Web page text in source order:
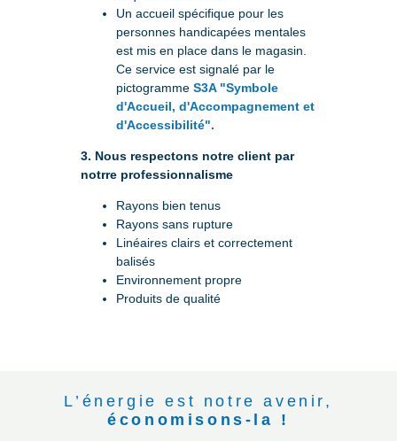
Un accueil spécifique pour les
personnes handicapées mentales
est mis en place dans le magasin.
Ce service est signalé par le
pictogrammeS3A "Symbole
d'Accueil, d'Accompagnement et
d'Accessibilité".
3. Nous respectons notre client par
notrre professionnalisme
Rayons bien tenus
Rayons sans rupture
Linéaires clairs et correctement
balisés
Environnement propre
Produits de qualité
L’énergie est notre avenir,
économisons-la !